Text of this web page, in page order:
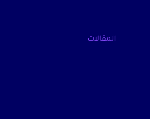
المقالات